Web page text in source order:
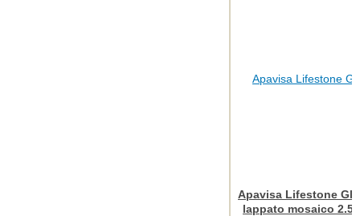
Apavisa Lifestone
lappato mosaico